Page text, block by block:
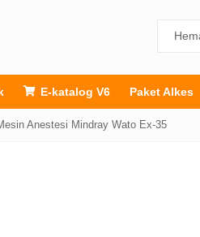
E-katalog V6 Paket Alkes
Anestesi Mindray Wato Ex-35